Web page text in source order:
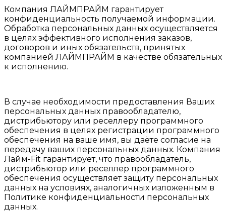
Компания ЛАЙМПРАЙМ гарантирует
конфиденциальность получаемой информации.
Обработка персональных данных осуществляется
в целях эффективного исполнения заказов,
договоров и иных обязательств, принятых
компанией ЛАЙМПРАЙМ в качестве обязательных
к исполнению.
В случае необходимости предоставления Ваших
персональных данных правообладателю,
дистрибьютору или реселлеру программного
обеспечения в целях регистрации программного
обеспечения на ваше имя, вы даёте согласие на
передачу ваших персональных данных. Компания
Лайм-Fit гарантирует, что правообладатель,
дистрибьютор или реселлер программного
обеспечения осуществляет защиту персональных
данных на условиях, аналогичных изложенным в
Политике конфиденциальности персональных
данных.